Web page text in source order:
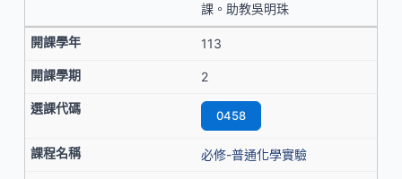
課。助教吳明珠
113
2
0458
必修-普通化學實驗